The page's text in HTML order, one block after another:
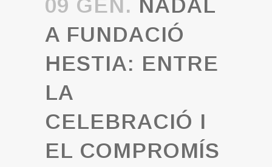
09 GEN. NADAL
A FUNDACIÓ
HESTIA: ENTRE
LA
CELEBRACIÓ I
EL COMPROMÍS